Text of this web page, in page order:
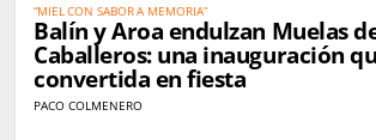
“MIEL CON SABOR A MEMORIA”
Balín y Aroa endulzan Muelas
Caballeros: una inauguración
convertida en fiesta
PACO COLMENERO